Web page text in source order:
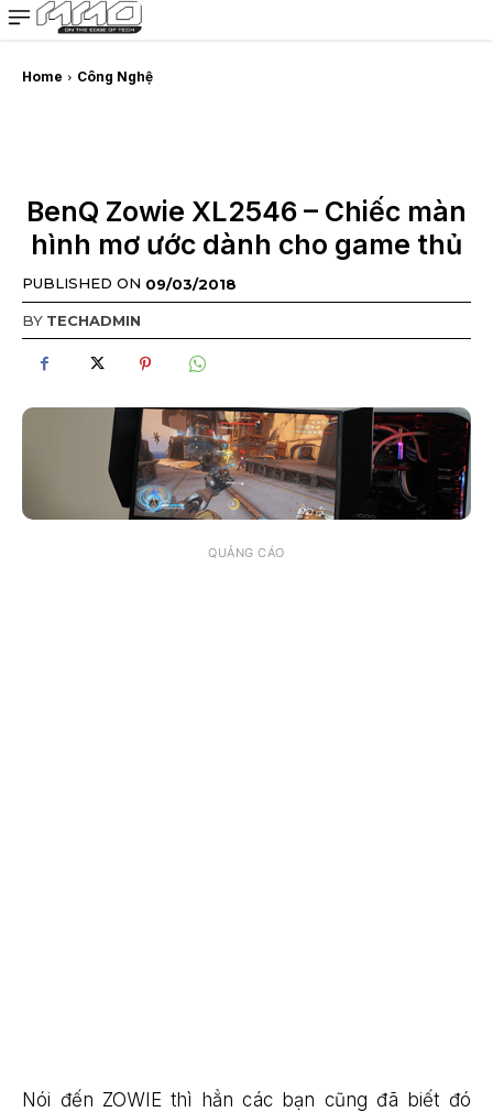
MMOSITE - Thông tin công nghệ
Bài viết nổi bật
Home Công Nghệ
BenQ Zowie XL2546 – Chiếc màn
hình mơ ước dành cho game thủ
PUBLISHED ON 09/03/2018
BY TECHADMIN
QUẢNG CÁO
Nói đến ZOWIE thì hẳn các bạn cũng đã biết đó